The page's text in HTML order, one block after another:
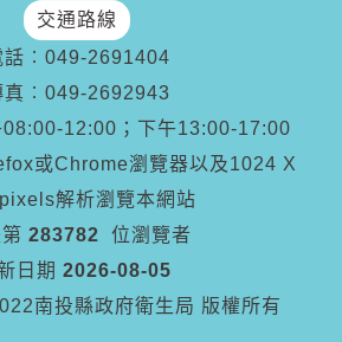
交通路線
︰ 049-2691404
︰ 049-2692943
08:00-12:00；下午13:00-17:00
或Chrome瀏覽器以及1024 X
解析瀏覽本網站
283782
位瀏覽者
日期 2026-08-05
南投縣政府衛生局 版權所有